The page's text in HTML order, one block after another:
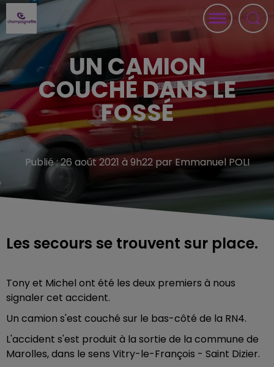
UN CAMION
COUCHÉ DANS LE
FOSSÉ
Publié : 26 août 2021 à 9h22 par Emmanuel POLI
Les secours se trouvent sur place.
Tony et Michel ont été les deux premiers à nous
signaler cet accident.
Un camion s'est couché sur le bas-côté de la RN4.
L'accident s'est produit à la sortie de la commune de
Marolles, dans le sens Vitry-le-François - Saint Dizier.